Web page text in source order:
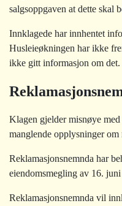
salgsoppgaven at dette skal
Innklagede har innhentet
Husleieøkningen har ikke
ikke gitt informasjon om det.
Klagen gjelder misnøye
manglende opplysninger
Reklamasjonsnemnda har
eiendomsmegling av 16.
Reklamasjonsnemnda vil